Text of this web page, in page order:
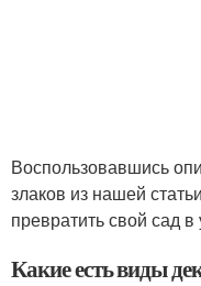
Воспользовавшись
злаков из нашей
превратить свой сад
Какие есть виды